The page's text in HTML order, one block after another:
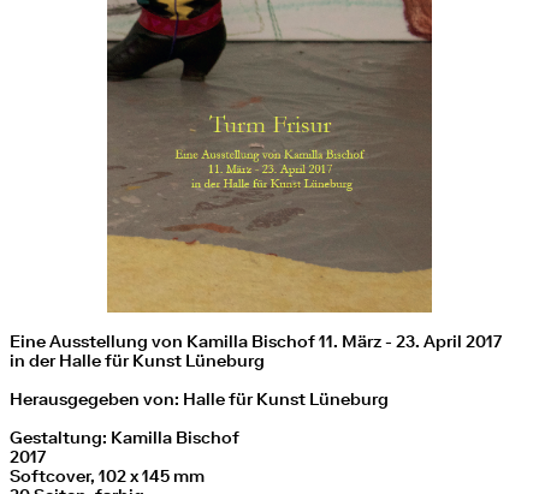
Eine Ausstellung von Kamilla Bischof 11. März - 23. April 2017
in der Halle für Kunst Lüneburg
Herausgegeben von: Halle für Kunst Lüneburg
Gestaltung: Kamilla Bischof
2017
Softcover, 102 x 145 mm